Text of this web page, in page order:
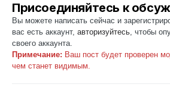
Присоединяйтесь к
Вы можете написать сейчас и
вас есть аккаунт, авторизуйтесь, чтобы
своего аккаунта.
Примечание: Ваш пост будет проверен
чем станет видимым.